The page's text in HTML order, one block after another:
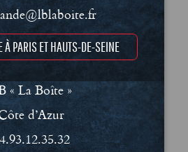
À PARIS ET HAUTS-DE-SEINE
« La Boîte »
d’Azur